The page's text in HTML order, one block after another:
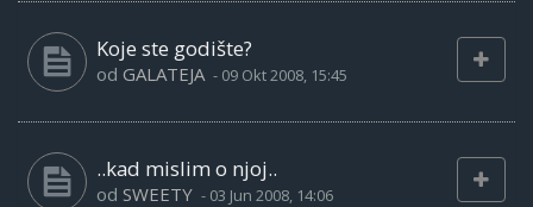
Koje ste godište?
od GALATEJA - 09 Okt 2008, 15:45
..kad mislim o njoj..
od SWEETY - 03 Jun 2008, 14:06